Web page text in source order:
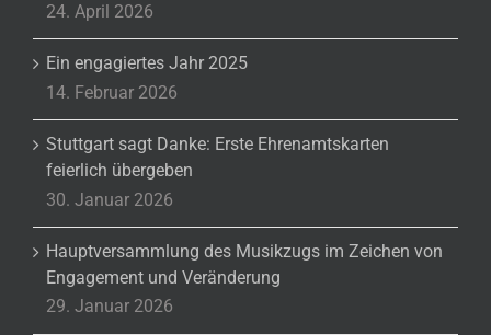
24. April 2026
Ein engagiertes Jahr 2025
14. Februar 2026
Stuttgart sagt Danke: Erste Ehrenamtskarten
feierlich übergeben
30. Januar 2026
Hauptversammlung des Musikzugs im Zeichen von
Engagement und Veränderung
29. Januar 2026